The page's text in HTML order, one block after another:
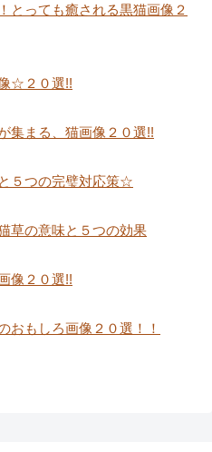
とっても癒される黒猫画像２
☆２０選!!
集まる、猫画像２０選!!
５つの完璧対応策☆
草の意味と５つの効果
像２０選!!
おもしろ画像２０選！！